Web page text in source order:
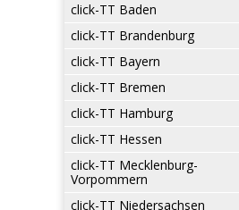
click-TT Baden
click-TT Brandenburg
click-TT Bayern
click-TT Bremen
click-TT Hamburg
click-TT Hessen
click-TT Mecklenburg-
Vorpommern
click-TT Niedersachsen